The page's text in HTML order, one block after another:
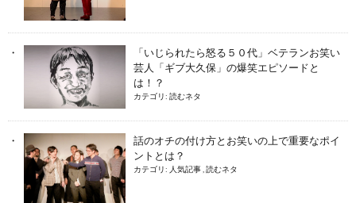
「いじられたら怒る５０代」ベテランお笑い
芸人「ギブ大久保」の爆笑エピソードと
は！？
カテゴリ: 読むネタ
話のオチの付け方とお笑いの上で重要なポイ
ントとは？
カテゴリ: 人気記事 読むネタ